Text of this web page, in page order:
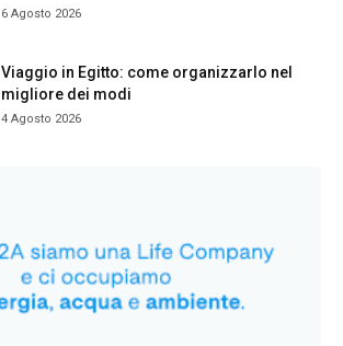
6 Agosto 2026
Viaggio in Egitto: come organizzarlo nel
migliore dei modi
4 Agosto 2026